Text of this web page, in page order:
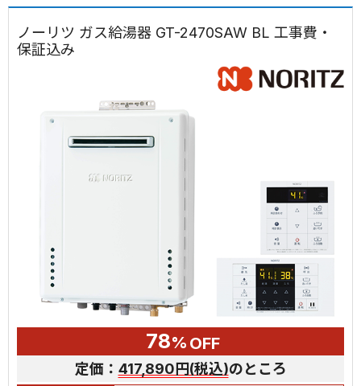
ノーリツ ガス給湯器 GT-2470SAW BL 工事費・
保証込み
78% OFF
定価： 417,890円(税込)のところ